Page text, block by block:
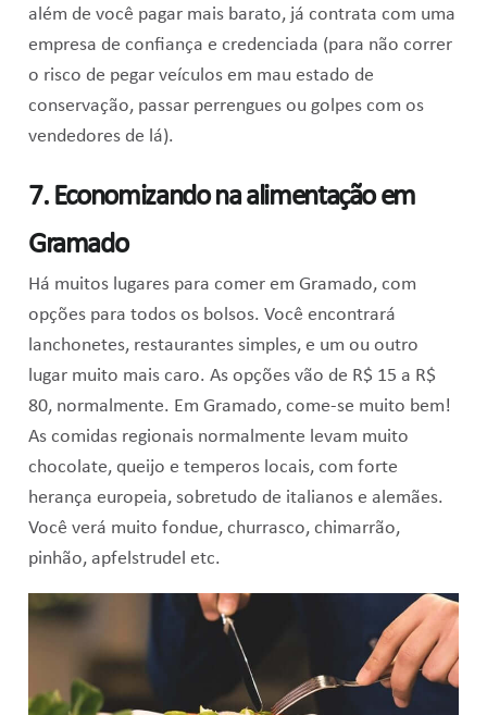
além de você pagar mais barato, já contrata com uma
empresa de confiança e credenciada (para não correr
o risco de pegar veículos em mau estado de
conservação, passar perrengues ou golpes com os
vendedores de lá).
7. Economizando na alimentação em
Gramado
Há muitos lugares para comer em Gramado, com
opções para todos os bolsos. Você encontrará
lanchonetes, restaurantes simples, e um ou outro
lugar muito mais caro. As opções vão de R$ 15 a R$
80, normalmente. Em Gramado, come-se muito bem!
As comidas regionais normalmente levam muito
chocolate, queijo e temperos locais, com forte
herança europeia, sobretudo de italianos e alemães.
Você verá muito fondue, churrasco, chimarrão,
pinhão, apfelstrudel etc.